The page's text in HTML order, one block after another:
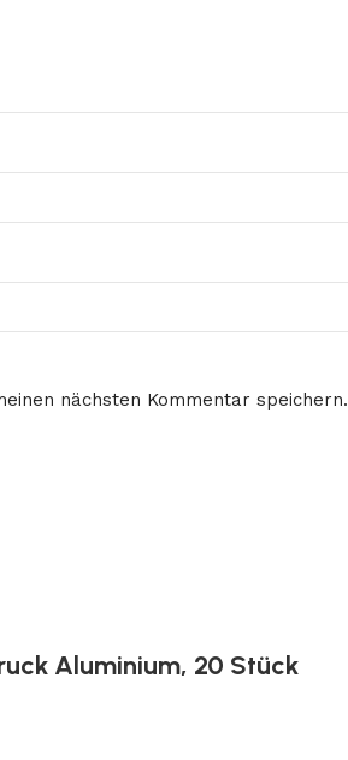
nächsten Kommentar speichern.
Aluminium, 20 Stück